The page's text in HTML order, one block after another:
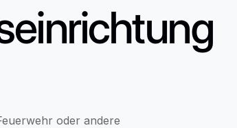
oder andere